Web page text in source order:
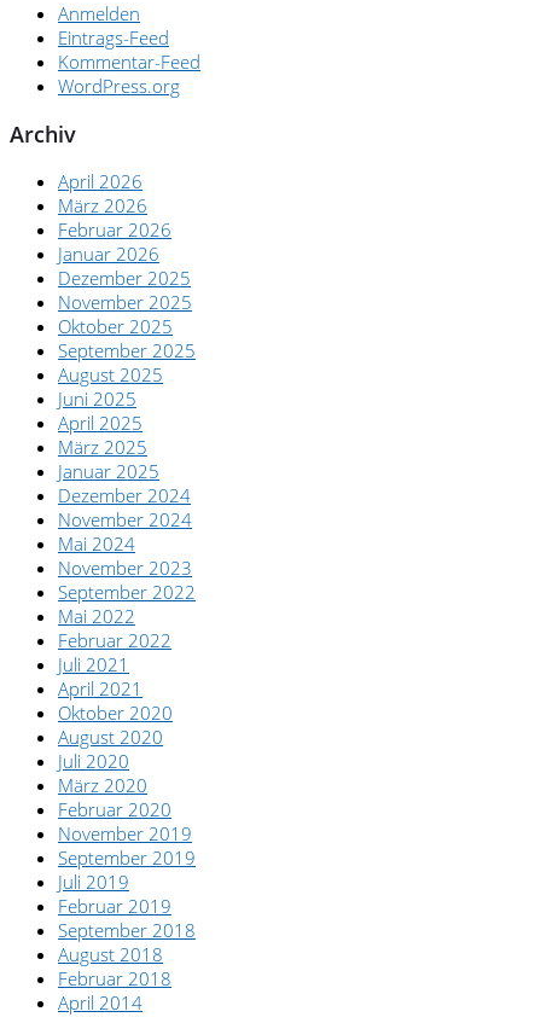
Anmelden
Eintrags-Feed
Kommentar-Feed
WordPress.org
Archiv
April 2026
März 2026
Februar 2026
Januar 2026
Dezember 2025
November 2025
Oktober 2025
September 2025
August 2025
Juni 2025
April 2025
März 2025
Januar 2025
Dezember 2024
November 2024
Mai 2024
November 2023
September 2022
Mai 2022
Februar 2022
Juli 2021
April 2021
Oktober 2020
August 2020
Juli 2020
März 2020
Februar 2020
November 2019
September 2019
Juli 2019
Februar 2019
September 2018
August 2018
Februar 2018
April 2014